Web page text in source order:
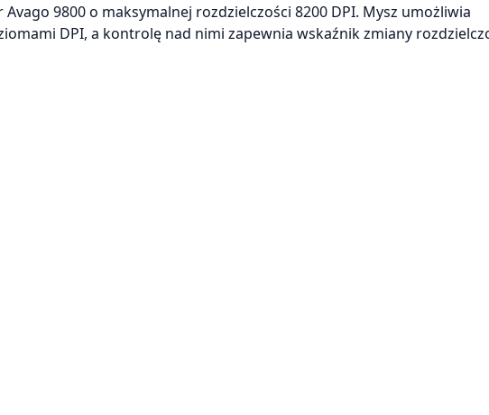
9800 o maksymalnej rozdzielczości 8200 DPI. Mysz umożliwia
DPI, a kontrolę nad nimi zapewnia wskaźnik zmiany